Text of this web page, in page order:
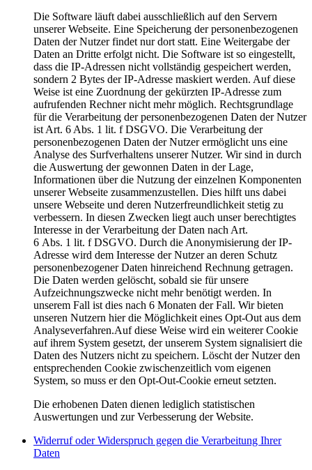
Die Software läuft dabei ausschließlich auf den Servern
unserer Webseite. Eine Speicherung der personenbezogenen
Daten der Nutzer findet nur dort statt. Eine Weitergabe der
Daten an Dritte erfolgt nicht. Die Software ist so eingestellt,
dass die IP-Adressen nicht vollständig gespeichert werden,
sondern 2 Bytes der IP-Adresse maskiert werden. Auf diese
Weise ist eine Zuordnung der gekürzten IP-Adresse zum
aufrufenden Rechner nicht mehr möglich. Rechtsgrundlage
für die Verarbeitung der personenbezogenen Daten der Nutzer
ist Art. 6 Abs. 1 lit. f DSGVO. Die Verarbeitung der
personenbezogenen Daten der Nutzer ermöglicht uns eine
Analyse des Surfverhaltens unserer Nutzer. Wir sind in durch
die Auswertung der gewonnen Daten in der Lage,
Informationen über die Nutzung der einzelnen Komponenten
unserer Webseite zusammenzustellen. Dies hilft uns dabei
unsere Webseite und deren Nutzerfreundlichkeit stetig zu
verbessern. In diesen Zwecken liegt auch unser berechtigtes
Interesse in der Verarbeitung der Daten nach Art.
6 Abs. 1 lit. f DSGVO. Durch die Anonymisierung der IP-
Adresse wird dem Interesse der Nutzer an deren Schutz
personenbezogener Daten hinreichend Rechnung getragen.
Die Daten werden gelöscht, sobald sie für unsere
Aufzeichnungszwecke nicht mehr benötigt werden. In
unserem Fall ist dies nach 6 Monaten der Fall. Wir bieten
unseren Nutzern hier die Möglichkeit eines Opt-Out aus dem
Analyseverfahren.Auf diese Weise wird ein weiterer Cookie
auf ihrem System gesetzt, der unserem System signalisiert die
Daten des Nutzers nicht zu speichern. Löscht der Nutzer den
entsprechenden Cookie zwischenzeitlich vom eigenen
System, so muss er den Opt-Out-Cookie erneut setzten.
Die erhobenen Daten dienen lediglich statistischen
Auswertungen und zur Verbesserung der Website.
Widerruf oder Widerspruch gegen die Verarbeitung Ihrer
Daten